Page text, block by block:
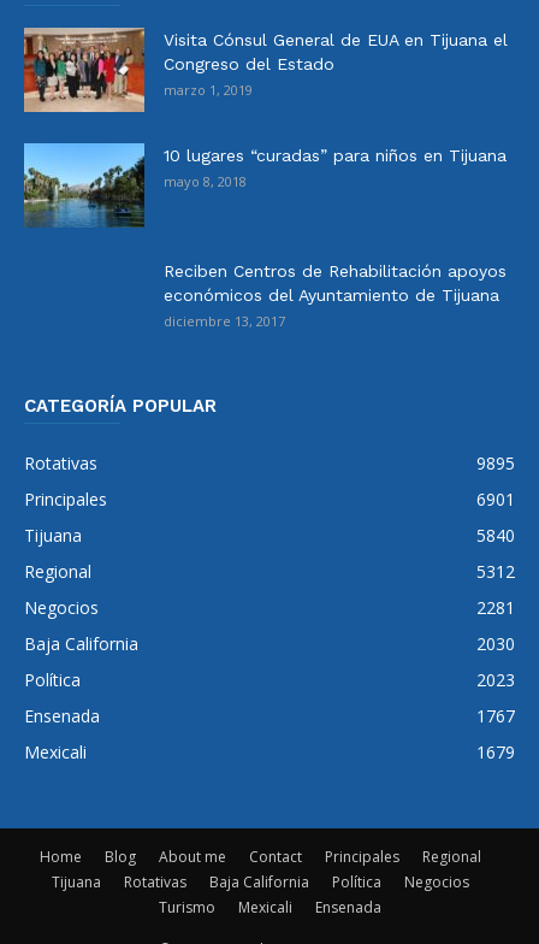
Visita Cónsul General de EUA en Tijuana el
Congreso del Estado
marzo 1, 2019
10 lugares “curadas” para niños en Tijuana
mayo 8, 2018
Reciben Centros de Rehabilitación apoyos
económicos del Ayuntamiento de Tijuana
diciembre 13, 2017
CATEGORÍA POPULAR
Rotativas
9895
Principales
6901
Tijuana
5840
Regional
5312
Negocios
2281
Baja California
2030
Política
2023
Ensenada
1767
Mexicali
1679
Home Blog About me Contact Principales
Regional
Tijuana
Rotativas Baja California Política
Negocios
Turismo
Mexicali Ensenada